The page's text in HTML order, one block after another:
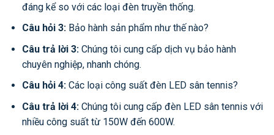
đáng kể so với các loại đèn truyền thống.
Câu hỏi 3:Bảo hành sản phẩm như thế nào?
Câu trả lời 3:Chúng tôi cung cấp dịch vụ bảo hành
chuyên nghiệp, nhanh chóng.
Câu hỏi 4:Các loại công suất đèn LED sân tennis?
Câu trả lời 4:Chúng tôi cung cấp đèn LED sân tennis với
nhiều công suất từ 150W đến 600W.